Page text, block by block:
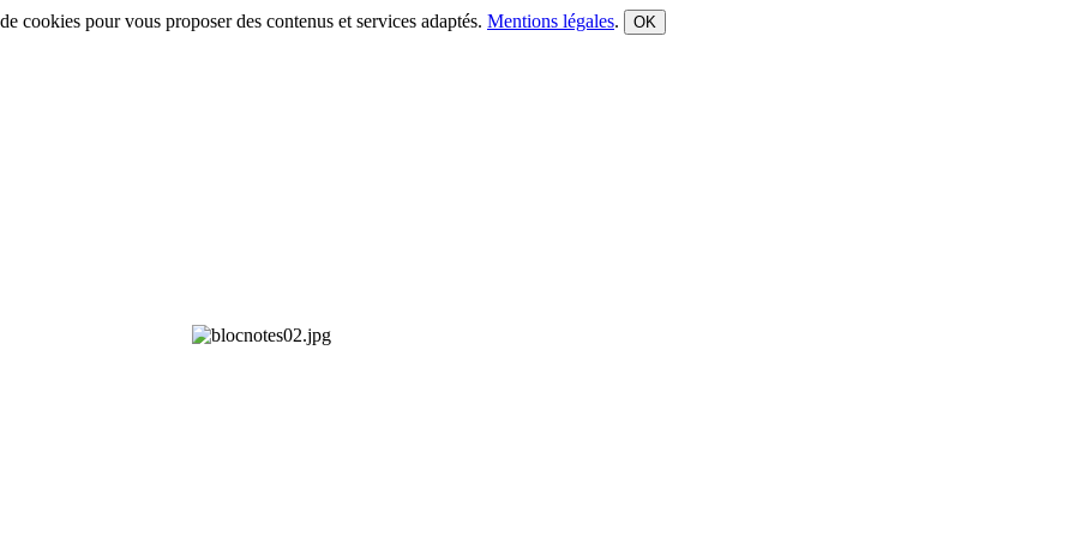
cookies pour vous proposer des contenus et services adaptés. Mentions légales. OK